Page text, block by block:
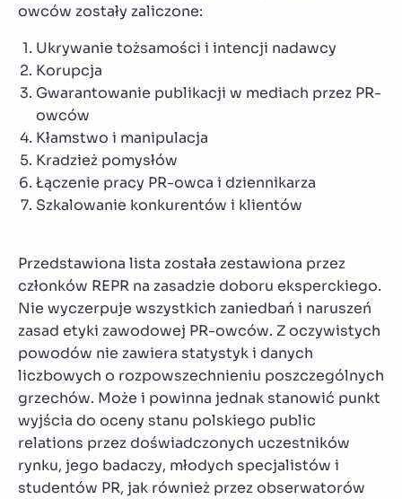
owców zostały zaliczone:
Ukrywanie tożsamości i intencji nadawcy
Korupcja
Gwarantowanie publikacji w mediach przez PR-
owców
Kłamstwo i manipulacja
Kradzież pomysłów
Łączenie pracy PR-owca i dziennikarza
Szkalowanie konkurentów i klientów
Przedstawiona lista została zestawiona przez
członków REPR na zasadzie doboru eksperckiego.
Nie wyczerpuje wszystkich zaniedbań i naruszeń
zasad etyki zawodowej PR-owców. Z oczywistych
powodów nie zawiera statystyk i danych
liczbowych o rozpowszechnieniu poszczególnych
grzechów. Może i powinna jednak stanowić punkt
wyjścia do oceny stanu polskiego public
relations przez doświadczonych uczestników
rynku, jego badaczy, młodych specjalistów i
studentów PR, jak również przez obserwatorów